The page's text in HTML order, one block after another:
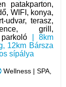
patakparton,
WIFI, konya,
udvar, terasz,
grill,
| 8km
12km Bársza
sípálya
Wellness | SPA,